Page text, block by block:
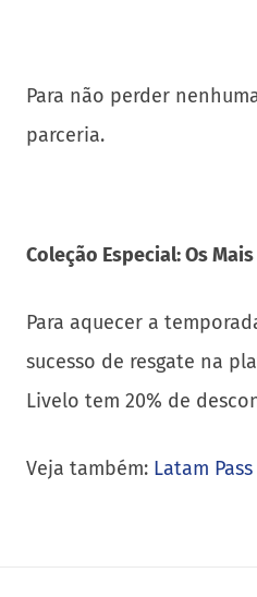
Para não perder
parceria.
Coleção Especial: Os
Para aquecer a
sucesso de resgate na
Livelo tem 20% de
Veja também: Latam